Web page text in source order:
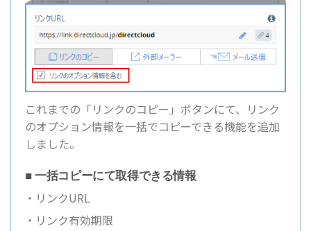
これまでの「リンクのコピー」ボタンにて、リンク
のオプション情報を一括でコピーできる機能を追加
しました。
■ 一括コピーにて取得できる情報
・リンクURL
・リンク有効期限